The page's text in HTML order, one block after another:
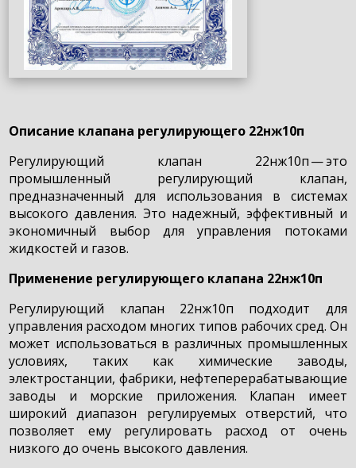
Описание клапана регулирующего 22нж10п
Регулирующий клапан 22нж10п — это
промышленный регулирующий клапан,
предназначенный для использования в системах
высокого давления. Это надежный, эффективный и
экономичный выбор для управления потоками
жидкостей и газов.
Применение регулирующего клапана 22нж10п
Регулирующий клапан 22нж10п подходит для
управления расходом многих типов рабочих сред. Он
может использоваться в различных промышленных
условиях, таких как химические заводы,
электростанции, фабрики, нефтеперерабатывающие
заводы и морские приложения. Клапан имеет
широкий диапазон регулируемых отверстий, что
позволяет ему регулировать расход от очень
низкого до очень высокого давления.